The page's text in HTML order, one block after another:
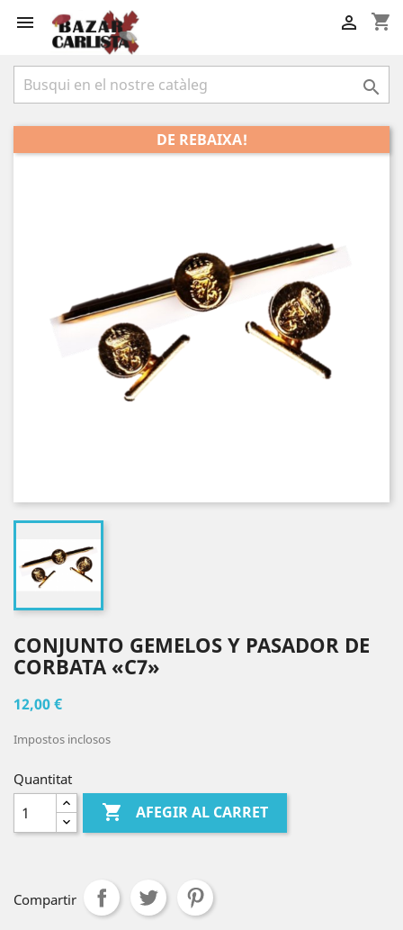
 shopping_cart


DE REBAIXA!
CONJUNTO GEMELOS Y PASADOR DE
CORBATA «C7»
12,00 €
Impostos inclosos
Quantitat
 AFEGIR AL CARRET
Compartir